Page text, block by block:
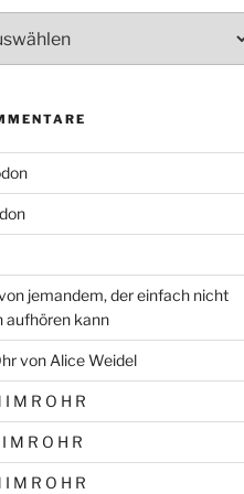
jemandem, der einfach nicht
aufhören kann
von Alice Weidel
I M R O H R
M R O H R
I M R O H R